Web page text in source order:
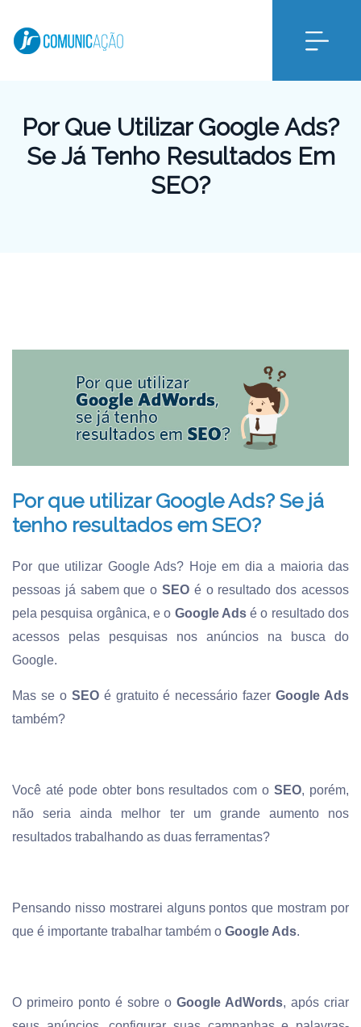
Por Que Utilizar Google Ads?
Se Já Tenho Resultados Em
SEO?
Por que utilizar Google Ads? Se já
tenho resultados em SEO?
Por que utilizar Google Ads? Hoje em dia a maioria das
pessoas já sabem que o SEO é o resultado dos acessos
pela pesquisa orgânica, e o Google Adsé o resultado dos
acessos pelas pesquisas nos anúncios na busca do
Google.
Mas se o SEOé gratuito é necessário fazerGoogle Ads
também?
Você até pode obter bons resultados com oSEO, porém,
não seria ainda melhor ter um grande aumento nos
resultados trabalhando as duas ferramentas?
Pensando nisso mostrarei alguns pontos que mostram por
que é importante trabalhar também o Google Ads.
O primeiro ponto é sobre o Google AdWords, após criar